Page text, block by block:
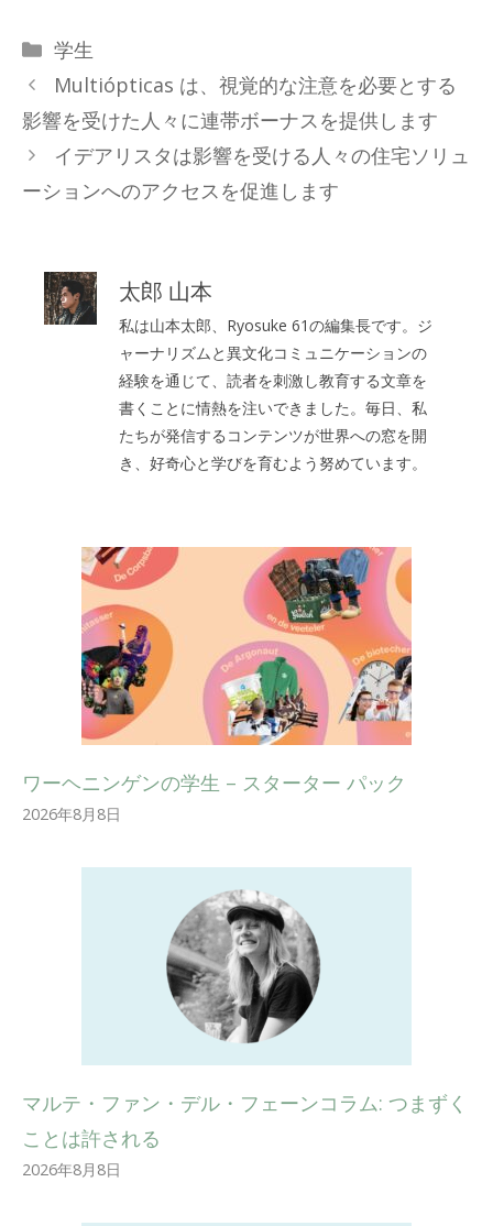
カ
テ
リ
ー
学生
Multiópticas は、視覚的な注意を必要とする
影響を受けた人々に連帯ボーナスを提供します
イデアリスタは影響を受ける人々の住宅ソリュ
ーションへのアクセスを促進します
太郎 山本
私は山本太郎、Ryosuke 61の編集長です。ジ
ャーナリズムと異文化コミュニケーションの
経験を通じて、読者を刺激し教育する文章を
書くことに情熱を注いできました。毎日、私
たちが発信するコンテンツが世界への窓を開
き、好奇心と学びを育むよう努めています。
ワーヘニンゲンの学生 – スターター パック
2026年8月8日
マルテ・ファン・デル・フェーンコラム: つまずく
ことは許される
2026年8月8日